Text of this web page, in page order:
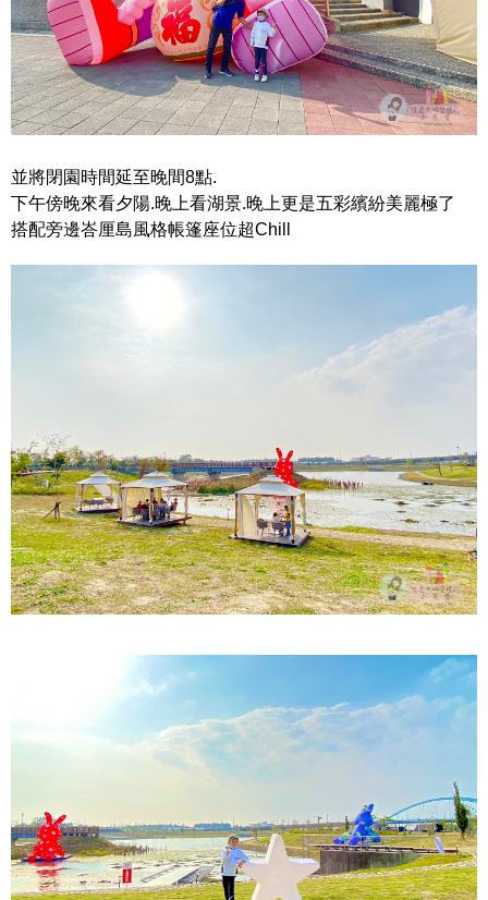
並將閉園時間延至晚間8點.
下午傍晚來看夕陽.晚上看湖景.晚上更是五彩繽紛美麗極了
搭配旁邊峇厘島風格帳篷座位超Chill